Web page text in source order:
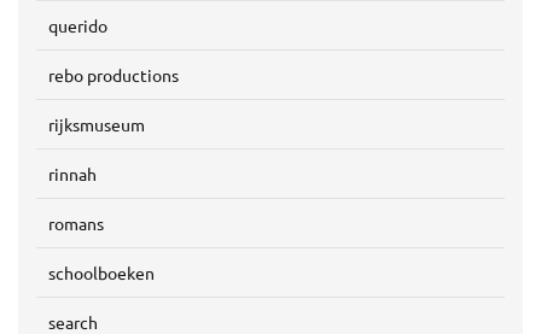
querido
rebo productions
rijksmuseum
rinnah
romans
schoolboeken
search